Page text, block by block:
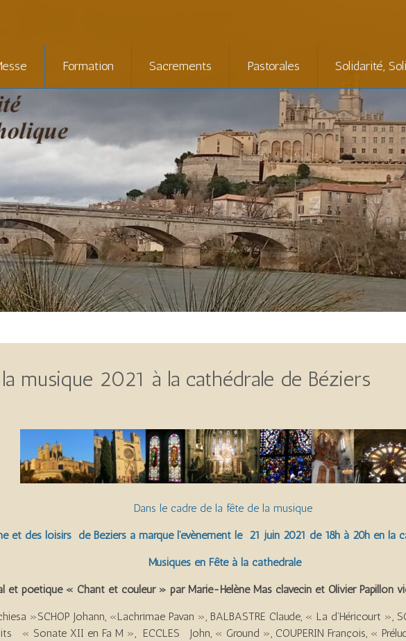
Formation Sacrements Pastorales Solidarité,
musique 2021 à la cathédrale de Béziers
Dans le cadre de la fête de la musique
et des loisirs de Béziers a marqué l’évènement le 21 juin 2021 de 18h à 20h en la
Musiques en Fête à la cathédrale
et poétique « Chant et couleur » par Marie-Hélène Mas clavecin et Olivier Papillon
»SCHOP Johann, «Lachrimae Pavan », BALBASTRE Claude, « La d’Héricourt »,
« Sonate XII en Fa M », ECCLES John, « Ground », COUPERIN François, «